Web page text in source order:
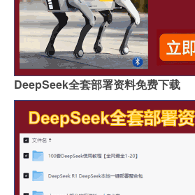
DeepSeek全套部署资料免费下载